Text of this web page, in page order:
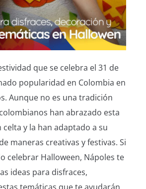
que se celebra el 31 de
popularidad en Colombia en
Aunque no es una tradición
han abrazado esta
y la han adaptado a su
maneras creativas y festivas. Si
celebrar Halloween, Nápoles te
ideas para disfraces,